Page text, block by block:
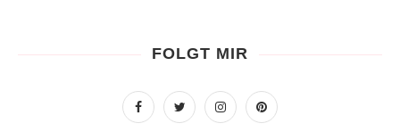
FOLGT MIR